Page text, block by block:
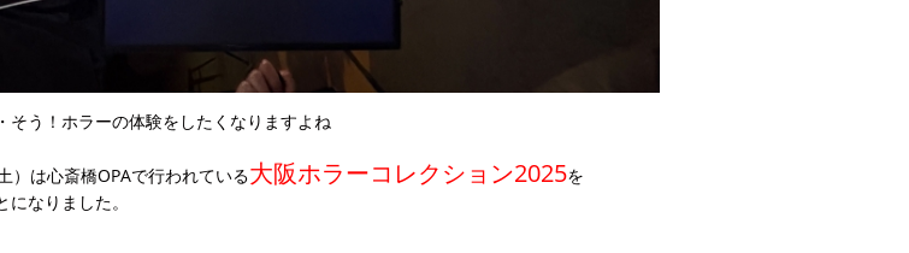
そう！ホラーの体験をしたくなりますよね
は心斎橋OPAで行われている大阪ホラーコレクション2025を
なりました。